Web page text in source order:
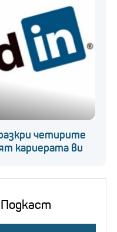
четирите
кариерата ви